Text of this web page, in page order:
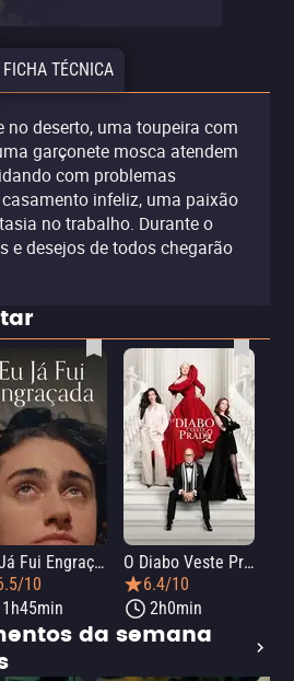
FICHA TÉCNICA
no deserto, uma toupeira com
garçonete mosca atendem
com problemas
infeliz, uma paixão
no trabalho. Durante o
e desejos de todos chegarão
Eu Já Fui Engraçada
10
1h45min
O Diabo Veste Prada 2
6.4/10
2h0min
da semana